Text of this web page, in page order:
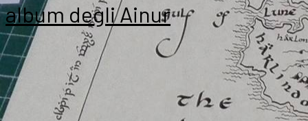
album degli Ainur